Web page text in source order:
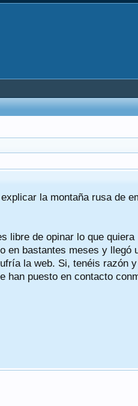
la montaña rusa de
libre de opinar lo que
bastantes meses y llegó
la web. Si, tenéis razón
puesto en contacto